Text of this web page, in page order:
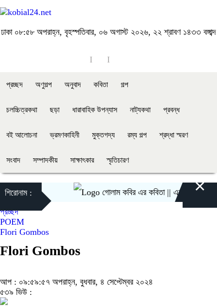
ঢাকা ০৮:৫৮ অপরাহ্ন, বৃহস্পতিবার, ০৬ অগাস্ট ২০২৬, ২২ শ্রাবণ ১৪৩৩ বঙ্গাব্দ
প্রচ্ছদ অণুগল্প অনুবাদ কবিতা গল্প
চলচ্চিত্রকথা ছড়া ধারাবাহিক উপন্যাস নাট্যকথা প্রবন্ধ
বই আলোচনা ভ্রমণকাহিনী মুক্তগদ্য রম্য গল্প শ্রদ্ধা স্মরণ
সংবাদ সম্পাদকীয় সাক্ষাৎকার স্মৃতিচারণ
শিরোনাম : গোলাম কবির এর কবিতা || একটা কাঙ্ক্ষিত
×
প্রচ্ছদ
POEM
Flori Gombos
Flori Gombos
আপ : ০৯:৫৯:৫৭ অপরাহ্ন, বুধবার, ৪ সেপ্টেম্বর ২০২৪
৫৩৯ ভিউ :